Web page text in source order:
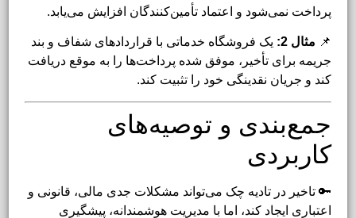
پرداخت نمی‌شود و اعتماد تأمین‌کنندگان افزایش می‌یابد.
📌 مثال 2:
یک فروشگاه خدماتی با قراردادهای شفاف و بند
جریمه برای تأخیر، موفق شده پرداخت‌ها را به موقع دریافت
کند و جریان نقدینگی خود را تثبیت کند.
جمع‌بندی و توصیه‌های
کاربردی
🔑 تاخیر در تادیه چک می‌تواند مشکلات جدی مالی، قانونی و
اعتباری ایجاد کند، اما با مدیریت هوشمندانه، پیشگیری